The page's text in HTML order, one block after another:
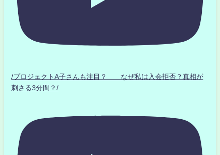
/プロジェクトA子さんも注目？ なぜ私は入会拒否？真相が
刺さる3分間？/